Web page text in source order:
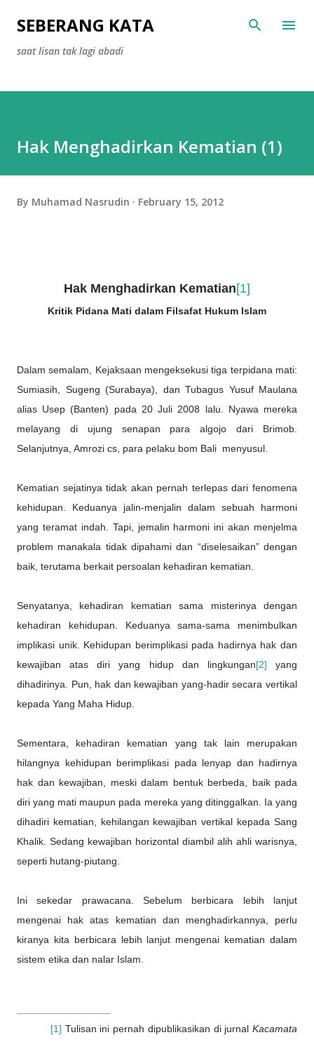
Skip to main content
SEBERANG KATA
saat lisan tak lagi abadi
Hak Menghadirkan Kematian (1)
By Muhamad Nasrudin February 15, 2012
Hak Menghadirkan Kematian[1]
Kritik Pidana Mati dalam Filsafat Hukum Islam
Dalam semalam, Kejaksaan mengeksekusi tiga terpidana mati:
Sumiasih, Sugeng (Surabaya), dan Tubagus Yusuf Maulana
alias Usep (Banten) pada 20 Juli 2008 lalu. Nyawa mereka
melayang di ujung senapan para algojo dari Brimob.
Selanjutnya, Amrozi cs, para pelaku bom Bali menyusul.
Kematian sejatinya tidak akan pernah terlepas dari fenomena
kehidupan. Keduanya jalin-menjalin dalam sebuah harmoni
yang teramat indah. Tapi, jemalin harmoni ini akan menjelma
problem manakala tidak dipahami dan “diselesaikan” dengan
baik, terutama berkait persoalan kehadiran kematian.
Senyatanya, kehadiran kematian sama misterinya dengan
kehadiran kehidupan. Keduanya sama-sama menimbulkan
implikasi unik. Kehidupan berimplikasi pada hadirnya hak dan
kewajiban atas diri yang hidup dan lingkungan[2] yang
dihadirinya. Pun, hak dan kewajiban yang-hadir secara vertikal
kepada Yang Maha Hidup.
Sementara, kehadiran kematian yang tak lain merupakan
hilangnya kehidupan berimplikasi pada lenyap dan hadirnya
hak dan kewajiban, meski dalam bentuk berbeda, baik pada
diri yang mati maupun pada mereka yang ditinggalkan. Ia yang
dihadiri kematian, kehilangan kewajiban vertikal kepada Sang
Khalik. Sedang kewajiban horizontal diambil alih ahli warisnya,
seperti hutang-piutang.
Ini sekedar prawacana. Sebelum berbicara lebih lanjut
mengenai hak atas kematian dan menghadirkannya, perlu
kiranya kita berbicara lebih lanjut mengenai kematian dalam
sistem etika dan nalar Islam.
[1] Tulisan ini pernah dipublikasikan di jurnalKacamata